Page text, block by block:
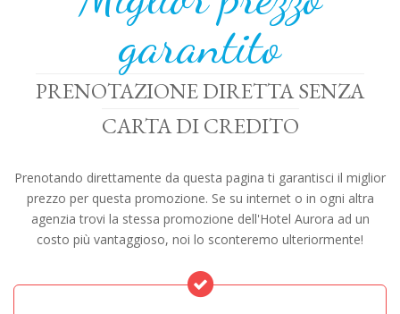
garantito
PRENOTAZIONE DIRETTA SENZA
CARTA DI CREDITO
Prenotando direttamente da questa pagina ti garantisci il miglior
prezzo per questa promozione. Se su internet o in ogni altra
agenzia trovi la stessa promozione dell'Hotel Aurora ad un
costo più vantaggioso, noi lo sconteremo ulteriormente!